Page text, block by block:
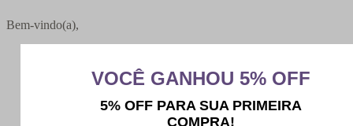
Bem-vindo(a),